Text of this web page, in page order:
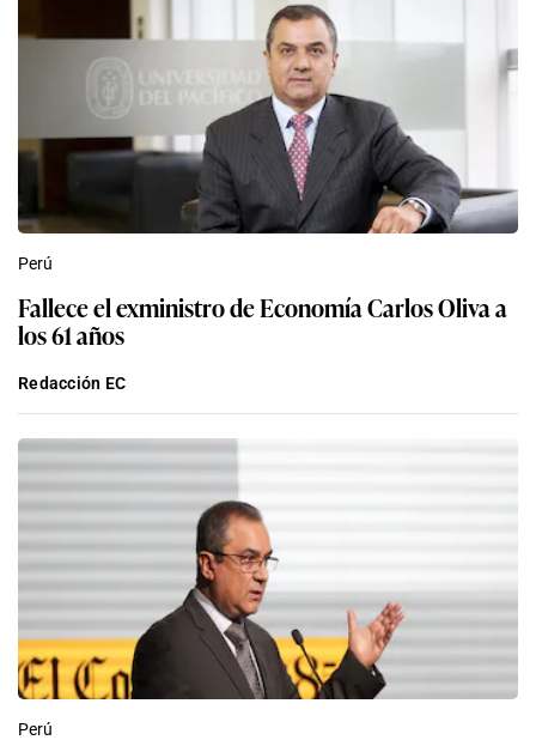
Perú
Fallece el exministro de Economía Carlos Oliva a
los 61 años
Redacción EC
Perú